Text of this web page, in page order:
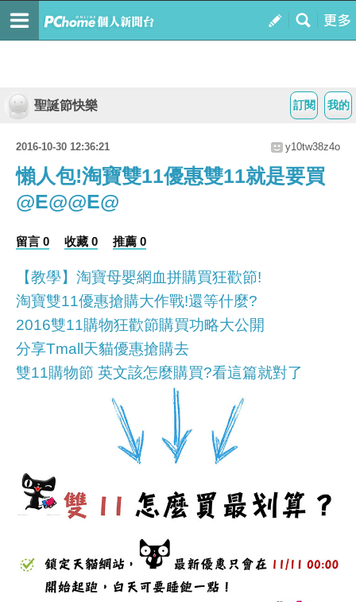
我的
訂閱
聖誕節快樂
2016-10-30 12:36:21 y10tw38z4o
懶人包!淘寶雙11優惠雙11就是要買
@E@@E@
留言 0 收藏 0 推薦 0
【教學】淘寶母嬰網血拼購買狂歡節!
淘寶雙11優惠搶購大作戰!還等什麼?
2016雙11購物狂歡節購買功略大公開
分享Tmall天貓優惠搶購去
雙11購物節 英文該怎麼購買?看這篇就對了